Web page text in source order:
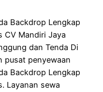
Backdrop Lengkap
CV Mandiri Jaya
dan Tenda Di
pusat penyewaan
Backdrop Lengkap
Layanan sewa